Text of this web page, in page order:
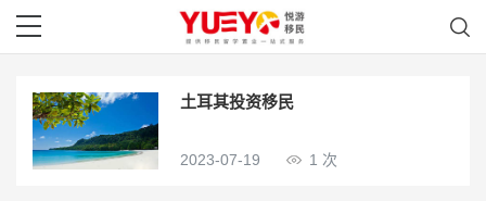
土耳其投资移民
2023-07-19 1 次